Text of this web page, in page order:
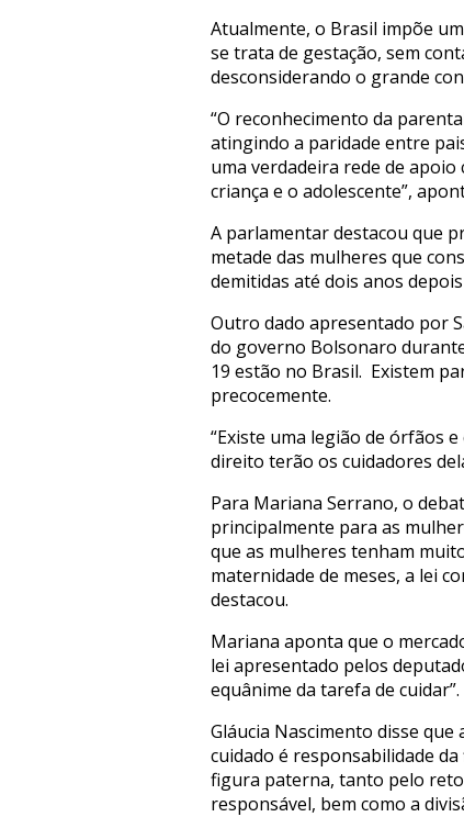
Atualmente, o Brasil impõe
se trata de gestação, sem
desconsiderando o grande
“O reconhecimento da
atingindo a paridade entre
uma verdadeira rede de apoio
criança e o adolescente”,
A parlamentar destacou que
metade das mulheres que
demitidas até dois anos
Outro dado apresentado por
do governo Bolsonaro
19 estão no Brasil. Existem
precocemente.
“Existe uma legião de órfãos
direito terão os cuidadores
Para Mariana Serrano, o
principalmente para as
que as mulheres tenham
maternidade de meses, a lei
destacou.
Mariana aponta que o
lei apresentado pelos
equânime da tarefa de cuidar”.
Gláucia Nascimento disse
cuidado é responsabilidade
figura paterna, tanto pelo
responsável, bem como a